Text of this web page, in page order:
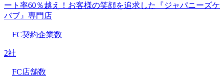
ート率60％越え！お客様の笑顔を追求した『ジャパニーズケ
バブ』専門店
FC契約企業数
2社
FC店舗数